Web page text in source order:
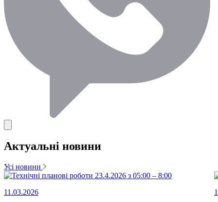
Актуальні новини
Усі новини
11.03.2026